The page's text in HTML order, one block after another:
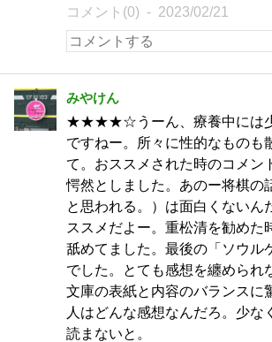
コメント(0) 2023/02/21
みやけん
★★★★☆うーん、療養中には少
ですねー。所々に性的なものも
て。おススメされた時のコメン
愕然としました。あのー将棋の
と思われる。）は面白くないん
ススメだよー。重松清を勧めた
舐めてました。最後の「ソウル
でした。とても感想を纏められ
文庫の表紙と内容のバランスに
人はどんな感想なんだろ。少な
読まないと。